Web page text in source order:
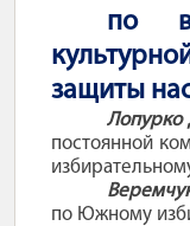
по
защиты
Лопурко
постоянной
по Южному